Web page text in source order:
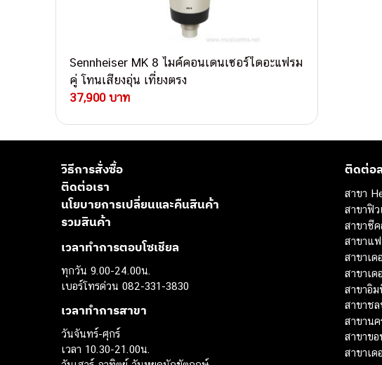
Sennheiser MK 8 ไมค์คอนเดนเซอร์ไดอะแฟรม
คู่ โทนเสียงอุ่น เที่ยงตรง
37,900 บาท
วิธีการสั่งซื้อ
ติดต่อเรา
นโยบายการเปลี่ยนและคืนสินค้า
รวมสินค้า
เวลาทำการตอบโซเชียล
ทุกวัน 9.00-24.00น.
เบอร์โทรด่วน 082-331-3830
เวลาทำการสาขา
วันจันทร์-ศุกร์
เวลา 10.30-21.00น.
ติดต่อ
สาขา
สาขาฟิ
สาขาซี
สาขาแ
สาขาเ
สาขาเ
สาขาอิ
สาขาช
สาขาน
สาขาข
สาขาเ